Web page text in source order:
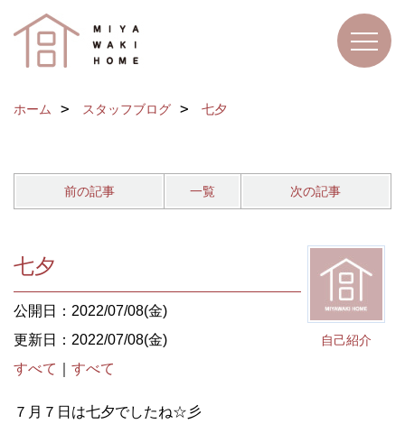
ホーム スタッフブログ 七夕
前の記事 一覧 次の記事
自己紹介
七夕
公開日：2022/07/08(金)
更新日：2022/07/08(金)
すべて
すべて
７月７日は七夕でしたね☆彡